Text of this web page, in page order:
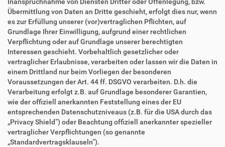
Inanspruchnahme von Diensten Dritter oder Offenlegung, bzw.
Übermittlung von Daten an Dritte geschieht, erfolgt dies nur, wenn
es zur Erfüllung unserer (vor)vertraglichen Pflichten, auf
Grundlage Ihrer Einwilligung, aufgrund einer rechtlichen
Verpflichtung oder auf Grundlage unserer berechtigten
Interessen geschieht. Vorbehaltlich gesetzlicher oder
vertraglicher Erlaubnisse, verarbeiten oder lassen wir die Daten in
einem Drittland nur beim Vorliegen der besonderen
Voraussetzungen der Art. 44 ff. DSGVO verarbeiten. D.h. die
Verarbeitung erfolgt z.B. auf Grundlage besonderer Garantien,
wie der offiziell anerkannten Feststellung eines der EU
entsprechenden Datenschutzniveaus (z.B. für die USA durch das
„Privacy Shield“) oder Beachtung offiziell anerkannter spezieller
vertraglicher Verpflichtungen (so genannte
„Standardvertragsklauseln“).